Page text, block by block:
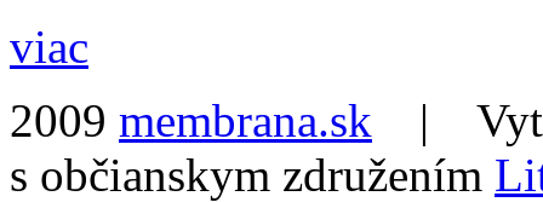
viac
2009 membrana.sk |
s občianskym združením